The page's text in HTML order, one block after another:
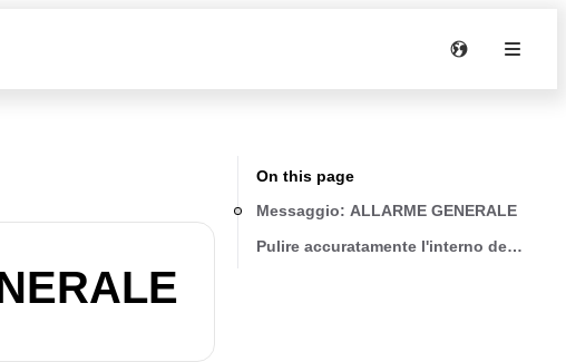
On this page
Messaggio: ALLARME GENERALE
Pulire accuratamente l'interno